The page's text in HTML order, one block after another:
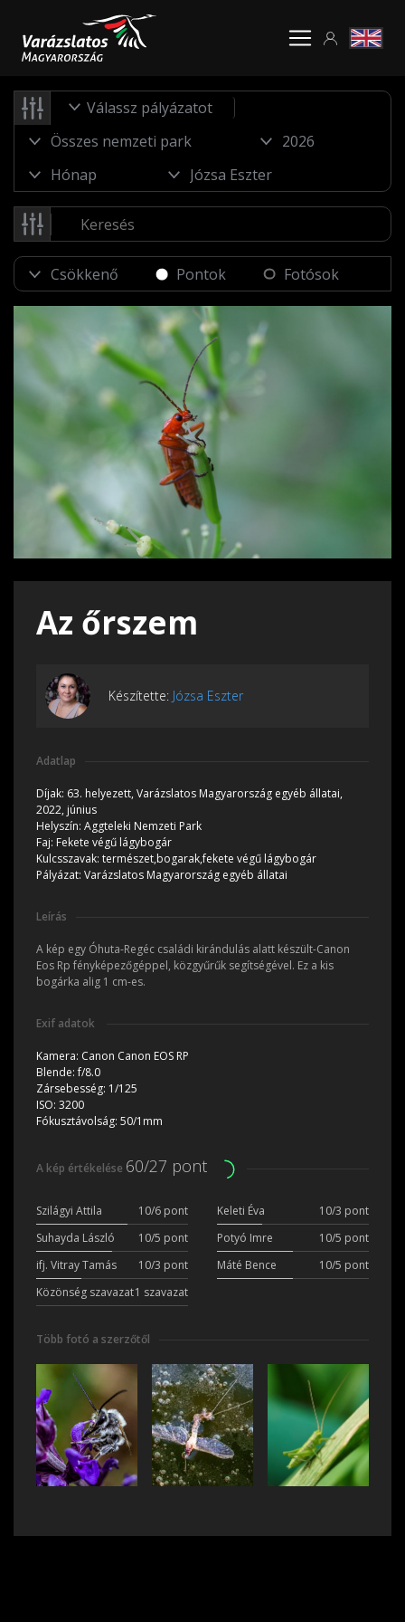
Válassz pályázatot
Pontok Fotósok
Az őrszem
Készítette: Józsa Eszter
Adatlap
Díjak: 63. helyezett, Varázslatos Magyarország egyéb állatai,
2022, június
Helyszín: Aggteleki Nemzeti Park
Faj: Fekete végű lágybogár
Kulcsszavak: természet,bogarak,fekete végű lágybogár
Pályázat: Varázslatos Magyarország egyéb állatai
Leírás
A kép egy Óhuta-Regéc családi kirándulás alatt készült-Canon
Eos Rp fényképezőgéppel, közgyűrűk segítségével. Ez a kis
bogárka alig 1 cm-es.
Exif adatok
Kamera: Canon Canon EOS RP
Blende:f/8.0
Zársebesség: 1/125
ISO: 3200
Fókusztávolság: 50/1mm
A kép értékelése 60/27 pont
Szilágyi Attila 10/6 pont Keleti Éva
10/3 pont
Suhayda László
10/5 pont Potyó Imre
10/5 pont
ifj. Vitray Tamás
10/3 pont Máté Bence
10/5 pont
Közönség szavazat1 szavazat
Több fotó a szerzőtől